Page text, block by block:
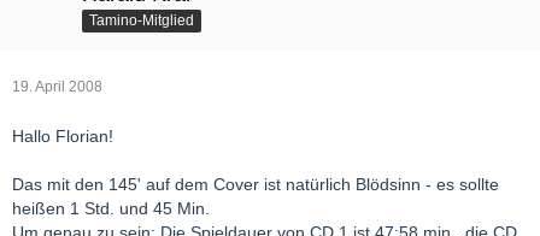
Tamino-Mitglied
19. April 2008
Hallo Florian!
Das mit den 145' auf dem Cover ist natürlich Blödsinn - es sollte
heißen 1 Std. und 45 Min.
Um genau zu sein: Die Spieldauer von CD 1 ist 47:58 min., die CD